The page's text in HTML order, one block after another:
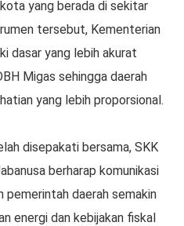
yang berada di sekitar
tersebut, Kementerian
dasar yang lebih akurat
Migas sehingga daerah
yang lebih proporsional.
disepakati bersama, SKK
berharap komunikasi
pemerintah daerah semakin
energi dan kebijakan fiskal